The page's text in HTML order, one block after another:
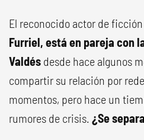
El reconocido actor de
Furriel, está en pareja con
Valdés desde hace algunos
compartir su relación por
momentos, pero hace un
rumores de crisis. ¿Se